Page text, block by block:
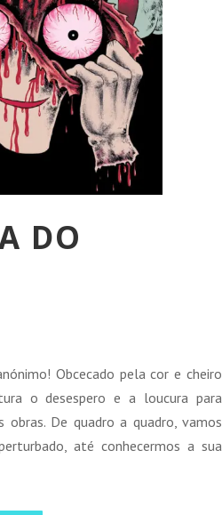
DO
Obcecado pela cor e cheiro
o desespero e a loucura para
De quadro a quadro, vamos
até conhecermos a sua